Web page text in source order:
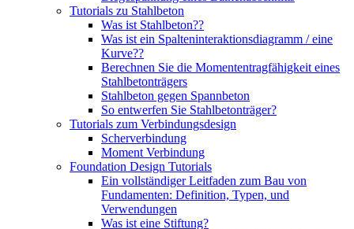
Tutorials zu Stahlbeton
Was ist Stahlbeton??
Was ist ein Spalteninteraktionsdiagramm / eine
Kurve??
Berechnen Sie die Momententragfähigkeit eines
Stahlbetonträgers
Stahlbeton gegen Spannbeton
So entwerfen Sie Stahlbetonträger?
Tutorials zum Verbindungsdesign
Scherverbindung
Moment Verbindung
Foundation Design Tutorials
Ein vollständiger Leitfaden zum Bau von
Fundamenten: Definition, Typen, und
Verwendungen
Was ist eine Stiftung?